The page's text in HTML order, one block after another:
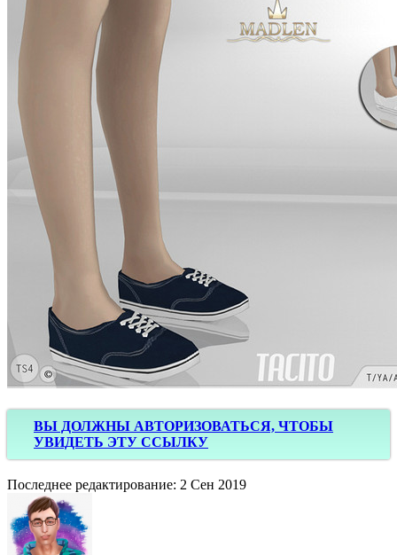
ВЫ ДОЛЖНЫ АВТОРИЗОВАТЬСЯ, ЧТОБЫ
УВИДЕТЬ ЭТУ ССЫЛКУ
Последнее редактирование: 2 Сен 2019